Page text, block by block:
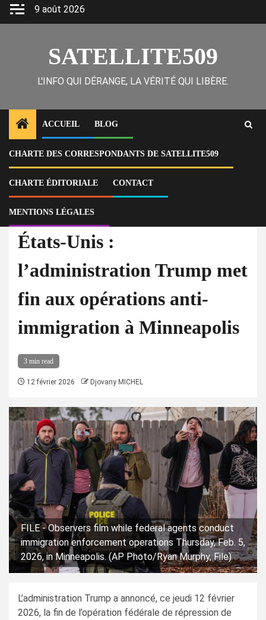
Skip
9 août 2026
SATELLITE509
L'INFO QUI DÉRANGE, LA VÉRITÉ QUI LIBÈRE.
ACCUEIL BLOG
CHARTE DES CORRESPONDANTS DE SATELLITE509
CHARTE ÉDITORIALE CONTACT
MENTIONS LÉGALES
Home
Actu
États-Unis : l’administration Trump met fin aux opérations anti-
immigration à Minneapolis
À la Une Actu
États-Unis :
l’administration Trump met
fin aux opérations anti-
immigration à Minneapolis
3 min read
12 février 2026 Djovany MICHEL
FILE - Observers film while federal agents conduct
immigration enforcement operations Thursday, Feb. 5,
2026, in Minneapolis. (AP Photo/Ryan Murphy, File)
L’administration Trump a annoncé, ce jeudi 12 février
2026, la fin de l’opération fédérale de répression de